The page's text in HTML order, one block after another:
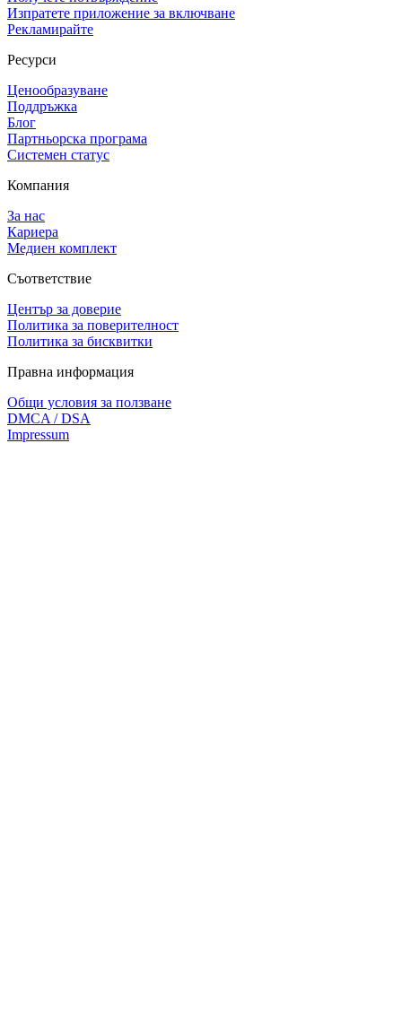
Изпратете приложение за включване
Рекламирайте
Ресурси
Ценообразуване
Поддръжка
Блог
Партньорска програма
Системен статус
Компания
За нас
Кариера
Медиен комплект
Съответствие
Център за доверие
Политика за поверителност
Политика за бисквитки
Правна информация
Общи условия за ползване
DMCA / DSA
Impressum